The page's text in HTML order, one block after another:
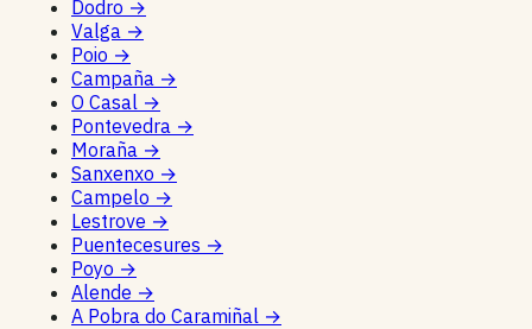
Dodro →
Valga →
Poio →
Campaña →
O Casal →
Pontevedra →
Moraña →
Sanxenxo →
Campelo →
Lestrove →
Puentecesures →
Poyo →
Alende →
A Pobra do Caramiñal →